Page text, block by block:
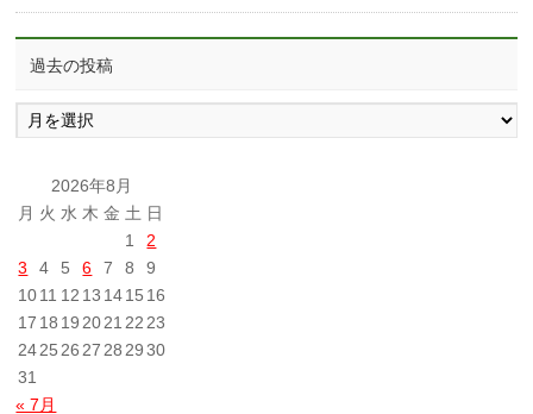
過去の投稿
過
去
稿
2026年8月
月 火 水 木 金 土 日
1
2
3
4 5 6 7 8
9
1011 12 13 1415 16
17 18 19 2021 22 23
2425 26 27 28 29 30
31
« 7月